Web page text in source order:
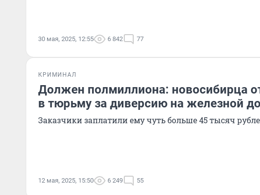
30 мая, 2025, 12:55 6 842 77
КРИМИНАЛ
Должен полмиллиона: новосибирца
в тюрьму за диверсию на железной
Заказчики заплатили ему чуть больше 45 тысяч
12 мая, 2025, 15:50 6 249 55